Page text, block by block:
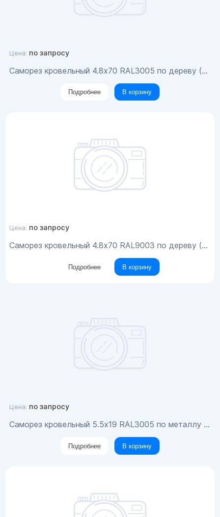
Цена: по запросу
Саморез кровельный 4.8x70 RAL3005 по дереву (100шт)
Подробнее В корзину
Цена: по запросу
Саморез кровельный 4.8x70 RAL9003 по дереву (100шт)
Подробнее В корзину
Цена: по запросу
Саморез кровельный 5.5x19 RAL3005 по металлу (100шт)
Подробнее В корзину